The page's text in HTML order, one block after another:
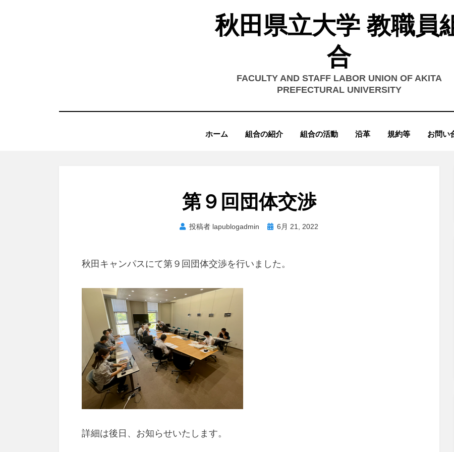
秋田県立大学 教職員
合
FACULTY AND STAFF LABOR UNION OF AKITA
PREFECTURAL UNIVERSITY
ホーム 組合の紹介 組合の活動 沿革 規約等 お問い
第９回団体交渉
投稿者 lapublogadmin
投 6月 21, 2022
秋田キャンパスにて第９回団体交渉を行いました。
詳細は後日、お知らせいたします。